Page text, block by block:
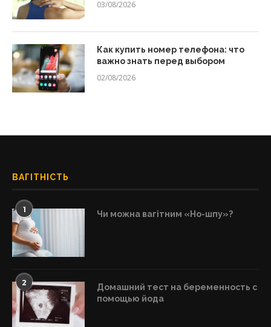
03/08/2026
Как купить номер телефона: что
важно знать перед выбором
02/08/2026
ВАГІТНІСТЬ
1 Чи можна вагітним «Но-шпу»?
2
Домашний тест на беременность с
помощью йода